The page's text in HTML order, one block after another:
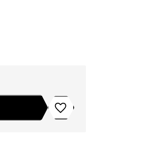
Toevoegen aan verlanglijstje